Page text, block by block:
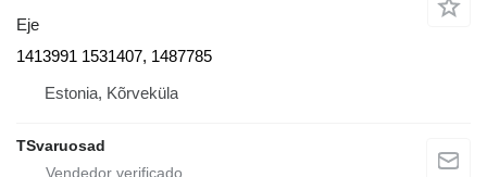
Eje
1413991 1531407, 1487785
Estonia, Kõrveküla
TSvaruosad